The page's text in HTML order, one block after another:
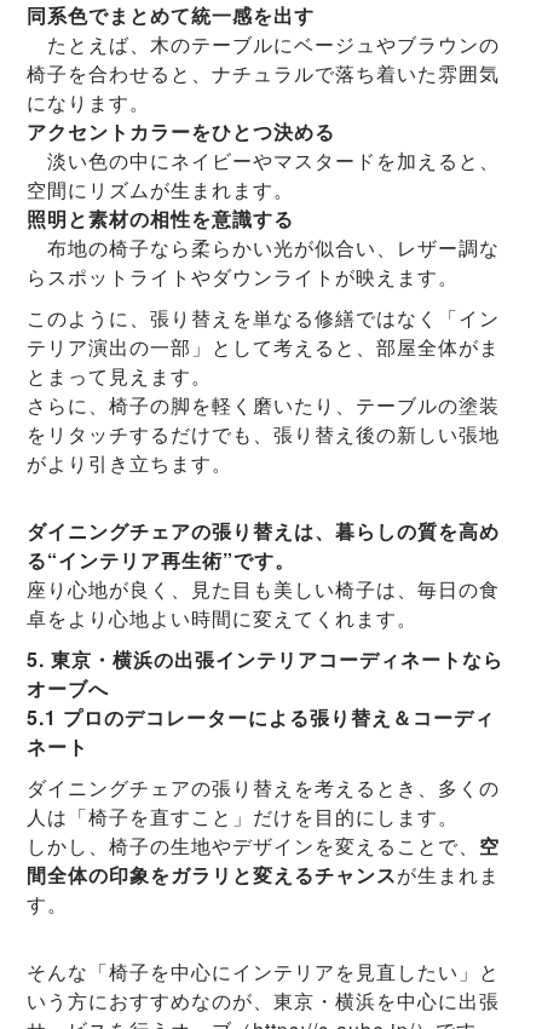
同系色でまとめて統一感を出す
たとえば、木のテーブルにベージュやブラウンの
椅子を合わせると、ナチュラルで落ち着いた雰囲気
になります。
アクセントカラーをひとつ決める
淡い色の中にネイビーやマスタードを加えると、
空間にリズムが生まれます。
照明と素材の相性を意識する
布地の椅子なら柔らかい光が似合い、レザー調な
らスポットライトやダウンライトが映えます。
このように、張り替えを単なる修繕ではなく「イン
テリア演出の一部」として考えると、部屋全体がま
とまって見えます。
さらに、椅子の脚を軽く磨いたり、テーブルの塗装
をリタッチするだけでも、張り替え後の新しい張地
がより引き立ちます。
ダイニングチェアの張り替えは、暮らしの質を高め
る“インテリア再生術”です。
座り心地が良く、見た目も美しい椅子は、毎日の食
卓をより心地よい時間に変えてくれます。
5. 東京・横浜の出張インテリアコーディネートなら
オーブへ
5.1 プロのデコレーターによる張り替え＆コーディ
ネート
ダイニングチェアの張り替えを考えるとき、多くの
人は「椅子を直すこと」だけを目的にします。
しかし、椅子の生地やデザインを変えることで、 空
間全体の印象をガラリと変えるチャンスが生まれま
す。
そんな「椅子を中心にインテリアを見直したい」と
いう方におすすめなのが、東京・横浜を中心に出張